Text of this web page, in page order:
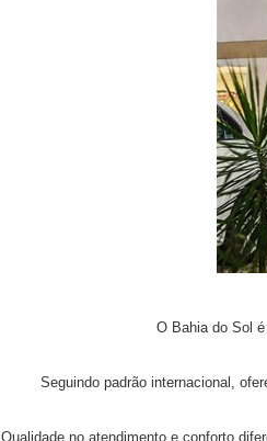
O Bahia do Sol
Seguindo padrão internacional,
Qualidade no atendimento e conforto